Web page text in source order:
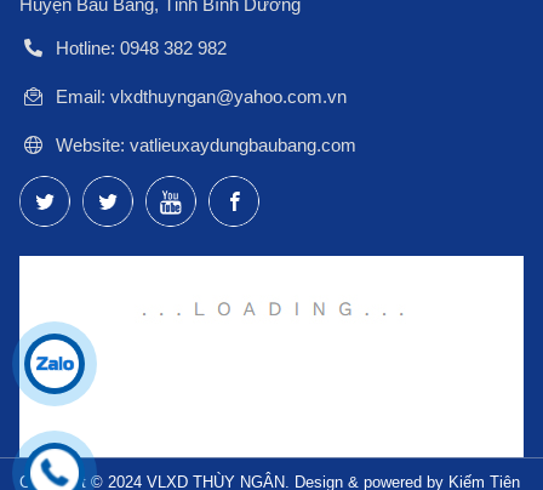
Huyện Bàu Bàng, Tỉnh Bình Dương
Hotline: 0948 382 982
Email: vlxdthuyngan@yahoo.com.vn
Website: vatlieuxaydungbaubang.com
Copyright © 2024 VLXD THÙY NGÂN. Design & powered by Kiếm Tiên